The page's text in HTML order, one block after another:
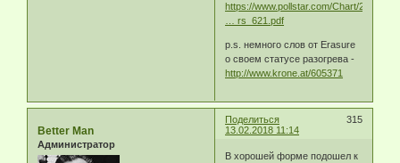
https://www.pollstar.com/Chart/2018/01/
… rs_621.pdf
p.s. немного слов от Erasure
о своем статусе разогрева -
http://www.krone.at/605371
Поделиться
315
13.02.2018 11:14
Better Man
Администратор
В хорошей форме подошел к